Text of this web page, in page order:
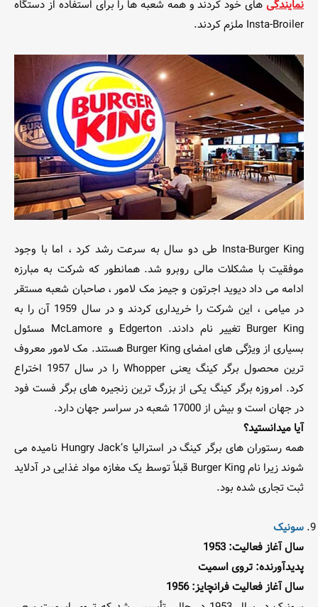
نمایندگی های خود کردند و همه شعبه ها را برای استفاده از دستگاه
Insta-Broiler ملزم کردند.
Insta-Burger King طی دو سال به سرعت رشد کرد ، اما با وجود
موفقیت با مشکلات مالی روبرو شد. همانطور که شرکت به مبارزه
ادامه می داد دیوید اجرتون و جیمز مک لامور ، صاحبان شعبه مستقر
در میامی ، این شرکت را خریداری کردند و در سال 1959 آن را به
Burger King تغییر نام دادند. Edgerton و McLamore مسئول
بسیاری از ویژگی های امضای Burger King هستند. مک لامور معروف
ترین محصول برگر کینگ یعنی Whopper را در سال 1957 اختراع
کرد. امروزه برگر کینگ یکی از بزرگ ترین زنجیره های برگر فست فود
در جهان است و بیش از 17000 شعبه در سراسر جهان دارد.
آیا میدانستید؟
همه رستوران های برگر کینگ در استرالیا Hungry Jack’s نامیده می
شوند زیرا نام Burger King قبلاً توسط یک مغازه مواد غذایی در آدلاید
ثبت تجاری شده بود.
سونیک
سال آغاز فعالیت: 1953
پدیدآورنده: تروی اسمیت
سال آغاز فعالیت فرانچایز: 1956